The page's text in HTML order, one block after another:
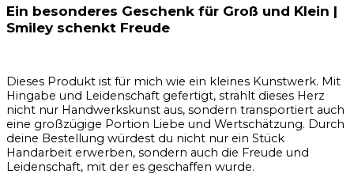
Ein besonderes Geschenk für Groß und Klein |
Smiley schenkt Freude
Dieses Produkt ist für mich wie ein kleines Kunstwerk. Mit
Hingabe und Leidenschaft gefertigt, strahlt dieses Herz
nicht nur Handwerkskunst aus, sondern transportiert auch
eine großzügige Portion Liebe und Wertschätzung. Durch
deine Bestellung würdest du nicht nur ein Stück
Handarbeit erwerben, sondern auch die Freude und
Leidenschaft, mit der es geschaffen wurde.